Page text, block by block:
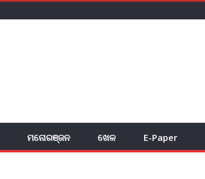
ମନୋରଞ୍ଜନ ଖେଳ E-Paper